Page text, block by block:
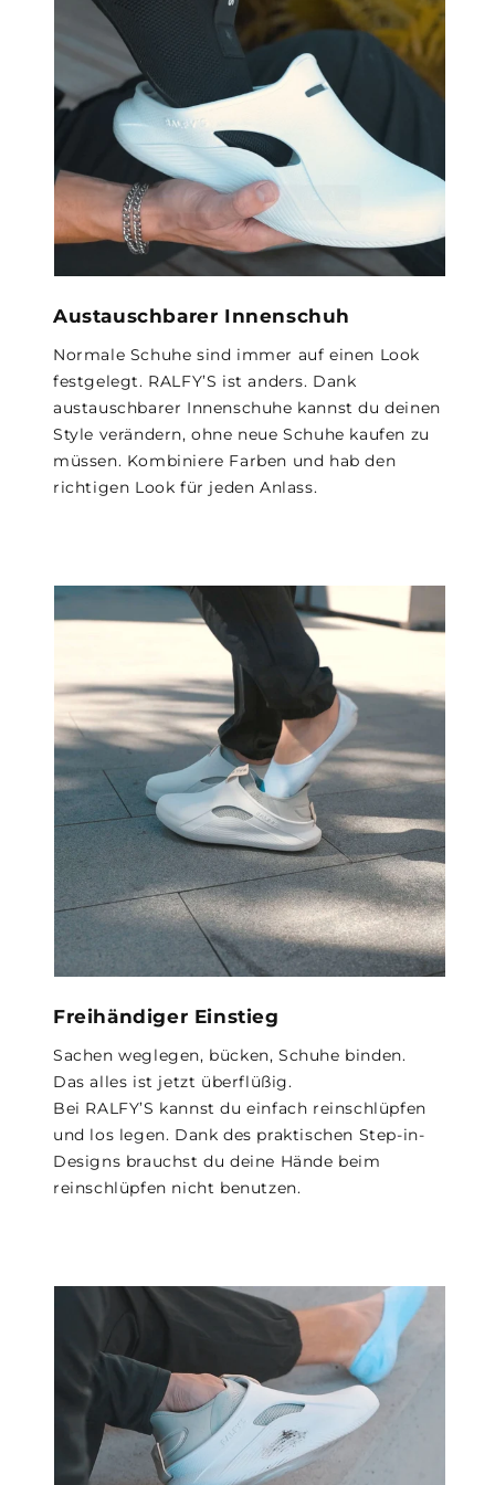
Austauschbarer Innenschuh
Normale Schuhe sind immer auf einen Look
festgelegt. RALFY’S ist anders. Dank
austauschbarer Innenschuhe kannst du deinen
Style verändern, ohne neue Schuhe kaufen zu
müssen. Kombiniere Farben und hab den
richtigen Look für jeden Anlass.
Freihändiger Einstieg
Sachen weglegen, bücken, Schuhe binden.
Das alles ist jetzt überflüßig.
Bei RALFY’S kannst du einfach reinschlüpfen
und los legen. Dank des praktischen Step-in-
Designs brauchst du deine Hände beim
reinschlüpfen nicht benutzen.